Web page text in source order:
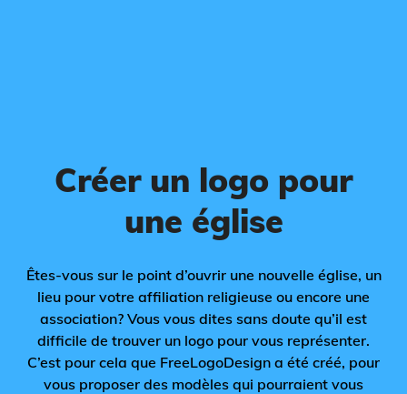
Créer un logo pour
une église
Êtes-vous sur le point d’ouvrir une nouvelle église, un
lieu pour votre affiliation religieuse ou encore une
association? Vous vous dites sans doute qu’il est
difficile de trouver un logo pour vous représenter.
C’est pour cela que FreeLogoDesign a été créé, pour
vous proposer des modèles qui pourraient vous